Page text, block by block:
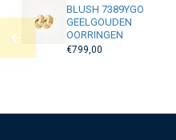
BLUSH 7389YGO
GEELGOUDEN
OORRINGEN
€799,00